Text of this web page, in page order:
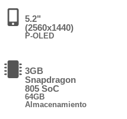
5.2"
(2560x1440)
P-OLED
3GB
Snapdragon
805 SoC
64GB
Almacenamiento